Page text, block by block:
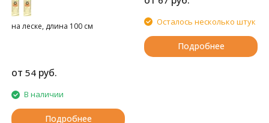
на леске, длина 100 см
от 54 руб.
В наличии
Подробнее
Осталось несколько штук
Подробнее